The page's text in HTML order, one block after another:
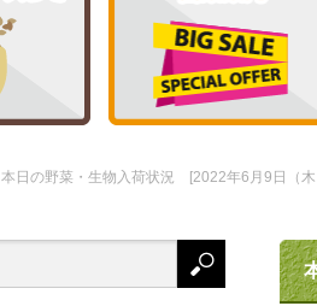
本日の野菜・生物入荷状況 [2022年6月9日（